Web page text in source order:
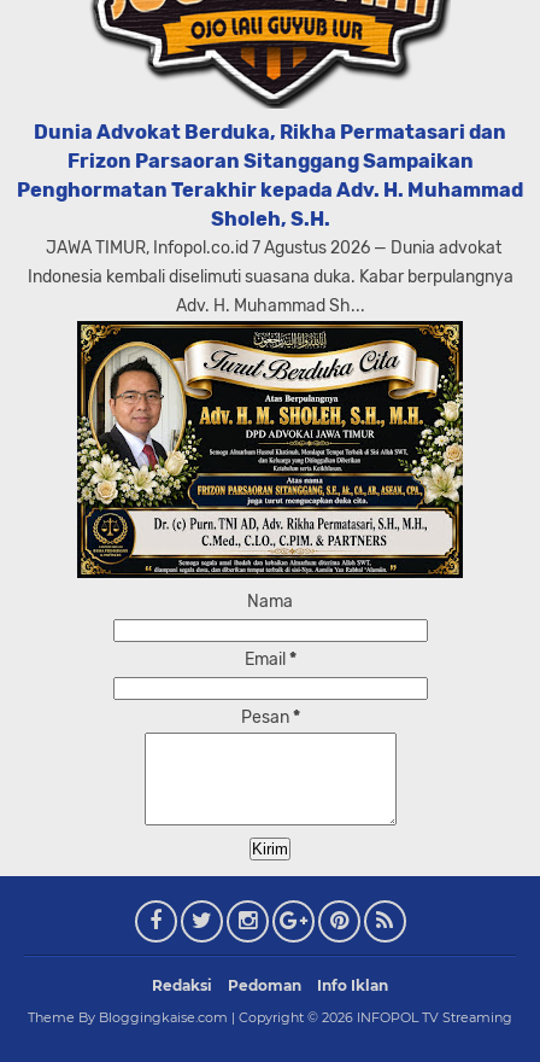
Dunia Advokat Berduka, Rikha Permatasari dan
Frizon Parsaoran Sitanggang Sampaikan
Penghormatan Terakhir kepada Adv. H. Muhammad
Sholeh, S.H.
JAWA TIMUR, Infopol.co.id 7 Agustus 2026 — Dunia advokat
Indonesia kembali diselimuti suasana duka. Kabar berpulangnya
Adv. H. Muhammad Sh...
Nama
Email *
Pesan*
Redaksi Pedoman Info Iklan
Theme By Bloggingkaise.com | Copyright © 2026 INFOPOL TV Streaming